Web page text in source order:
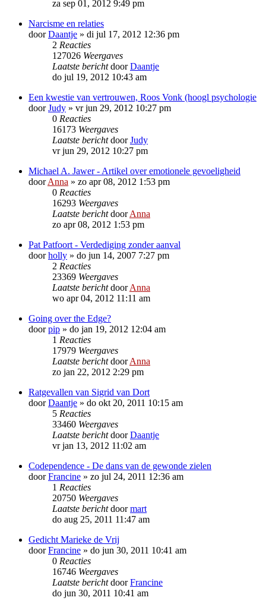
za sep 01, 2012 9:49 pm
Narcisme en relaties
doorDaantje » di jul 17, 2012 12:36 pm
2 Reacties
127026 Weergaves
Laatste berichtdoorDaantje
do jul 19, 2012 10:43 am
Een kwestie van vertrouwen, Roos Vonk (hoogl psychologie
doorJudy » vr jun 29, 2012 10:27 pm
0 Reacties
16173 Weergaves
Laatste berichtdoorJudy
vr jun 29, 2012 10:27 pm
Michael A. Jawer - Artikel over emotionele gevoeligheid
doorAnna » zo apr 08, 2012 1:53 pm
0 Reacties
16293 Weergaves
Laatste berichtdoorAnna
zo apr 08, 2012 1:53 pm
Pat Patfoort - Verdediging zonder aanval
doorholly » do jun 14, 2007 7:27 pm
2 Reacties
23369 Weergaves
Laatste berichtdoorAnna
wo apr 04, 2012 11:11 am
Going over the Edge?
doorpip » do jan 19, 2012 12:04 am
1 Reacties
17979 Weergaves
Laatste berichtdoorAnna
zo jan 22, 2012 2:29 pm
Ratgevallen van Sigrid van Dort
doorDaantje » do okt 20, 2011 10:15 am
5 Reacties
33460 Weergaves
Laatste berichtdoorDaantje
vr jan 13, 2012 11:02 am
Codependence - De dans van de gewonde zielen
doorFrancine » zo jul 24, 2011 12:36 am
1 Reacties
20750 Weergaves
Laatste berichtdoormart
do aug 25, 2011 11:47 am
Gedicht Marieke de Vrij
doorFrancine » do jun 30, 2011 10:41 am
0 Reacties
16746 Weergaves
Laatste berichtdoorFrancine
do jun 30, 2011 10:41 am